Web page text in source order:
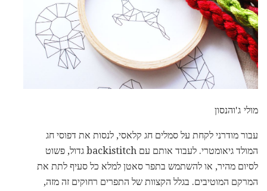
מולי ג'והנסון
עבור מודרני לקחת על סמלים חג קלאסי, לנסות את דפוסי חג
המולד גיאומטרי. לעבוד אותם עם backistitch גדול, פשוט
לסיום מהיר, או להשתמש בתפר סאטן למלא כל סעיף לתת את
המרקם המוטיבים. בגלל הקצוות של התפרים רחוקים זה מזה,